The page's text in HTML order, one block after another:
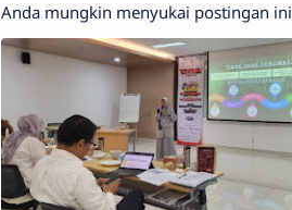
Anda mungkin menyukai postingan ini